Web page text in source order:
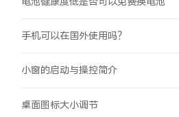
手机可以在国外使用吗？
小窗的启动与操控简介
桌面图标大小调节